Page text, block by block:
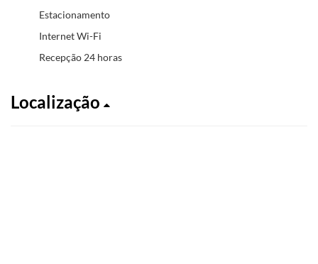
Estacionamento
Internet Wi-Fi
Recepção 24 horas
Localização